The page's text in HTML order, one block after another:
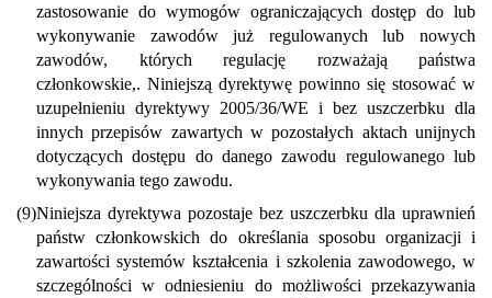
zastosowanie do wymogów ograniczających dostęp do lub
wykonywanie zawodów już regulowanych lub nowych
zawodów, których regulację rozważają państwa
członkowskie,. Niniejszą dyrektywę powinno się stosować w
uzupełnieniu dyrektywy 2005/36/WE i bez uszczerbku dla
innych przepisów zawartych w pozostałych aktach unijnych
dotyczących dostępu do danego zawodu regulowanego lub
wykonywania tego zawodu.
(9)Niniejsza dyrektywa pozostaje bez uszczerbku dla uprawnień
państw członkowskich do określania sposobu organizacji i
zawartości systemów kształcenia i szkolenia zawodowego, w
szczególności w odniesieniu do możliwości przekazywania